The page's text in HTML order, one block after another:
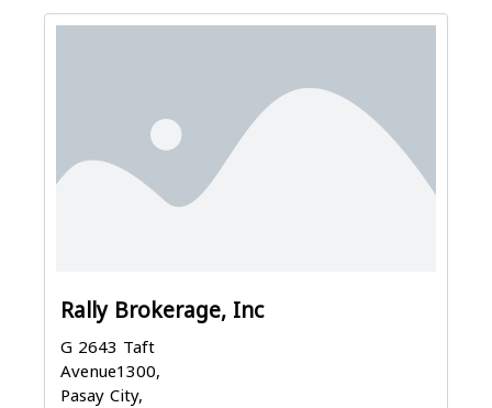
Rally Brokerage, Inc
G 2643 Taft
Avenue1300,
Pasay City,